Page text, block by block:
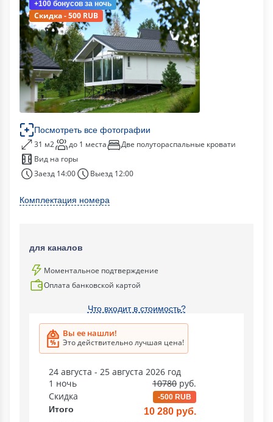
+100 бонусов за ночь
Скидка - 500 RUB
Посмотреть все фотографии
31 м2 до 1 места
Две полутораспальные кровати
Вид на горы
Заезд 14:00
Выезд 12:00
Комплектация номера
для каналов
Моментальное подтверждение
Оплата банковской картой
Что входит в стоимость?
Вы ее нашли!
Это действительно лучшая цена!
24 августа - 25 августа 2026 год
1 ночь
10780 руб.
Скидка
-500 RUB
Итого 10 280 руб.